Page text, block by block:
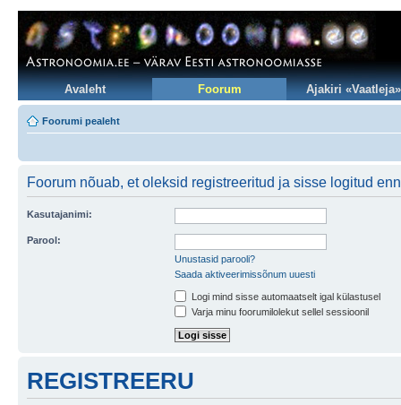
Avaleht Foorum Ajakiri «Vaatleja»
Foorumi pealeht
Foorum nõuab, et oleksid registreeritud ja sisse logitud
Kasutajanimi:
Parool:
Unustasid parooli?
Saada aktiveerimissõnum uuesti
Logi mind sisse automaatselt igal külastusel
Varja minu foorumilolekut sellel sessioonil
REGISTREERU